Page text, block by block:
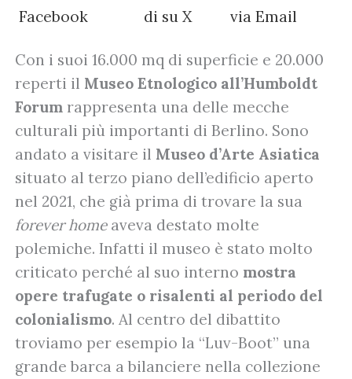
Con i suoi 16.000 mq di superficie e 20.000
reperti il Museo Etnologico all’Humboldt
Forum rappresenta una delle mecche
culturali più importanti di Berlino. Sono
andato a visitare il Museo d’Arte Asiatica
situato al terzo piano dell’edificio aperto
nel 2021, che già prima di trovare la sua
forever homeaveva destato molte
polemiche. Infatti il museo è stato molto
criticato perché al suo interno mostra
opere trafugate o risalenti al periodo del
colonialismo. Al centro del dibattito
troviamo per esempio la “Luv-Boot” una
grande barca a bilanciere nella collezione